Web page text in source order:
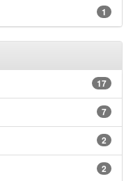
1
17
7
2
2